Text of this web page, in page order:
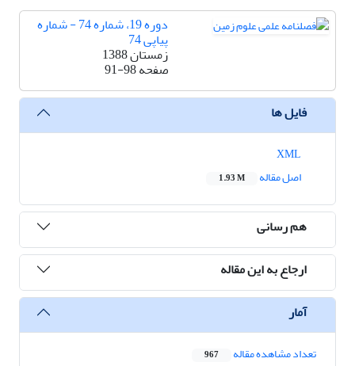
دوره 19، شماره 74 - شماره
پیاپی 74
زمستان 1388
صفحه91-98
فایل ها
اصل مقاله
1.93 M
هم رسانی
ارجاع به این مقاله
آمار
تعداد مشاهده مقاله 967